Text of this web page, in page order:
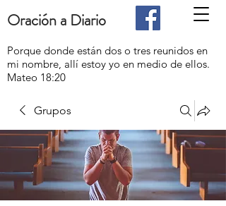
Oración a Diario
Porque donde están dos o tres reunidos en
mi nombre, allí estoy yo en medio de ellos.
Mateo 18:20
Grupos